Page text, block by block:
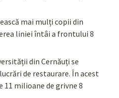
mai mulți copii din
liniei întâi a frontului 8
din Cernăuți se
de restaurare. În acest
milioane de grivne 8